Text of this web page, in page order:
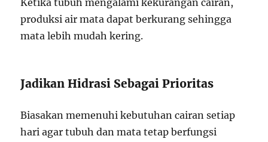
Ketika tubuh mengalami kekurangan cairan,
produksi air mata dapat berkurang sehingga
mata lebih mudah kering.
Jadikan Hidrasi Sebagai Prioritas
Biasakan memenuhi kebutuhan cairan setiap
hari agar tubuh dan mata tetap berfungsi